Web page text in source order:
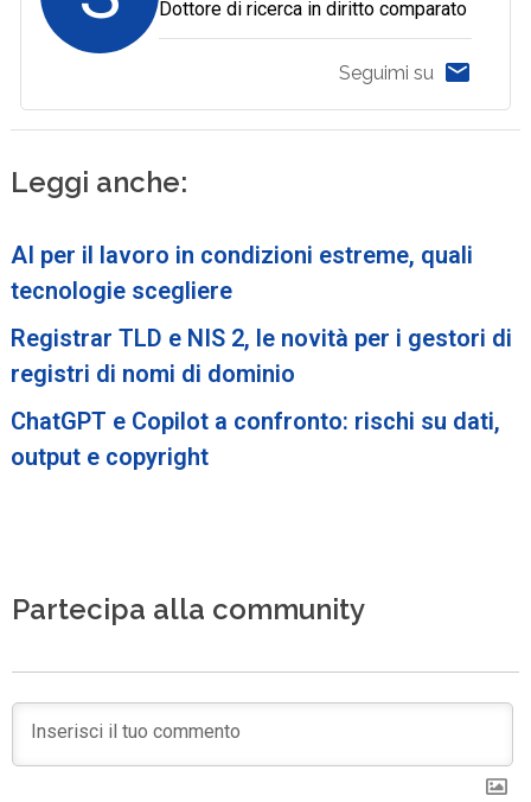
Dottore di ricerca in diritto comparato
Seguimi su
Leggi anche:
AI per il lavoro in condizioni estreme, quali
tecnologie scegliere
Registrar TLD e NIS 2, le novità per i gestori di
registri di nomi di dominio
ChatGPT e Copilot a confronto: rischi su dati,
output e copyright
Partecipa alla community